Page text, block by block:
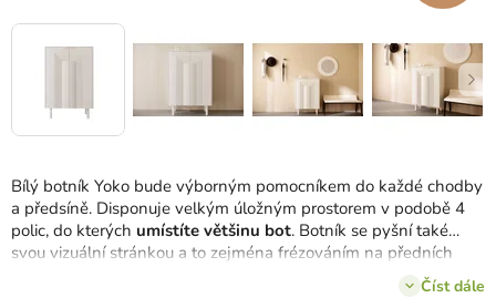
Bílý botník Yoko bude výborným pomocníkem do každé chodby
a předsíně. Disponuje velkým úložným prostorem v podobě 4
polic, do kterých umístíte většinu bot. Botník se pyšní také
svou vizuální stránkou a to zejména frézováním na předních
dvířkách, které mu dodávají potřebnou eleganci a jemnost.Číst dále